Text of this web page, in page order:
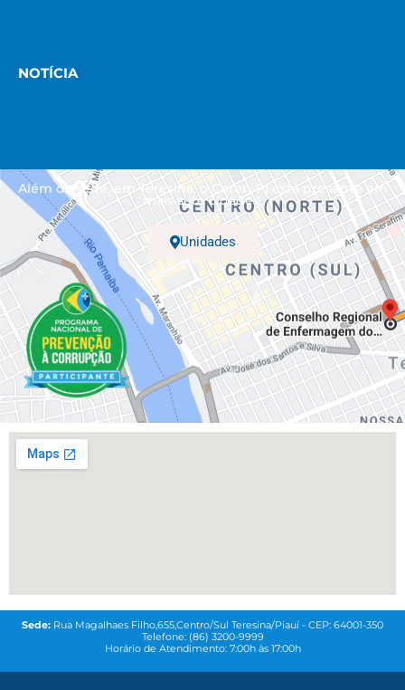
NOTÍCIA
Além da sede, em Teresina, o Coren-PI está presente em
mais sete cidades.
Unidades
Sede: Rua Magalhaes Filho,655,Centro/Sul Teresina/Piauí - CEP: 64001-350
Telefone: (86) 3200-9999
Horário de Atendimento: 7:00h às 17:00h